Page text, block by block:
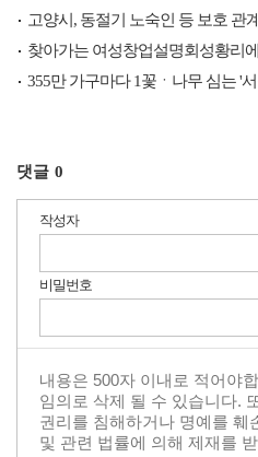
고양시, 동절기 노숙인 등 보호 관
찾아가는 여성창업설명회성황리
355만 가구마다 1꽃ㆍ나무 심는 '
댓글 0
작성자
비밀번호